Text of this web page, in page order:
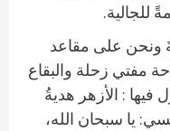
للجالية.
ونحن على مقاعد
مفتي زحلة والبقاع
: الأزهر هديةُ
يا سبحان الله،